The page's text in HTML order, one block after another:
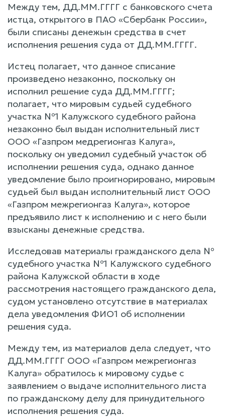
Между тем, ДД.ММ.ГГГГ с банковского счета
истца, открытого в ПАО «Сбербанк России»,
были списаны денежын средства в счет
исполнения решения суда от ДД.ММ.ГГГГ.
Истец полагает, что данное списание
произведено незаконно, поскольку он
исполнил решение суда ДД.ММ.ГГГГ;
полагает, что мировым судьей судебного
участка №1 Калужского судебного района
незаконно был выдан исполнительный лист
ООО «Газпром медрегионгаз Калуга»,
поскольку он уведомил судебный участок об
исполнении решения суда, однако данное
уведомление было проигнорировано, мировым
судьей был выдан исполнительный лист ООО
«Газпром межрегионгаз Калуга», которое
предъявило лист к исполнению и с него были
взысканы денежные средства.
Исследовав материалы гражданского дела №
судебного участка №1 Калужского судебного
района Калужской области в ходе
рассмотрения настоящего гражданского дела,
судом установлено отсутствие в материалах
дела уведомления ФИО1 об исполнении
решения суда.
Между тем, из материалов дела следует, что
ДД.ММ.ГГГГ ООО «Газпром межрегионгаз
Калуга» обратилось к мировому судье с
заявлением о выдаче исполнительного листа
по гражданскому делу для принудительного
исполнения решения суда.